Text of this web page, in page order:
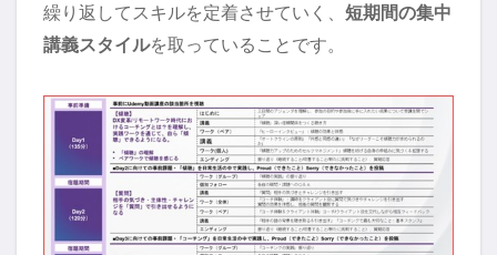
繰り返してスキルを定着させていく、 短期間の集中
講義スタイルを取っていることです。